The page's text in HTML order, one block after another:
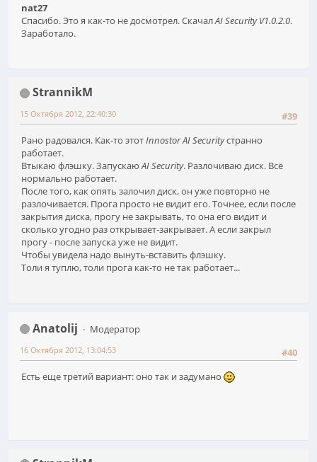
nat27
Спасибо. Это я как-то не досмотрел. СкачалAI Security V1.0.2.0.
Заработало.
StrannikM
#39
15 Октября 2012, 22:40:30
Рано радовался. Как-то этотInnostor AI Securityстранно
работает.
Втыкаю флэшку. ЗапускаюAI Security. Разлочиваю диск. Всё
нормально работает.
После того, как опять залочил диск, он уже повторно не
разлочивается. Прога просто не видит его. Точнее, если после
закрытия диска, прогу не закрывать, то она его видит и
сколько угодно раз открывает-закрывает. А если закрыл
прогу - после запуска уже не видит.
Чтобы увидела надо вынуть-вставить флэшку.
Толи я туплю, толи прога как-то не так работает...
Anatolij
Модератор
#40
16 Октября 2012, 13:04:53
Есть еще третий вариант: оно так и задумано